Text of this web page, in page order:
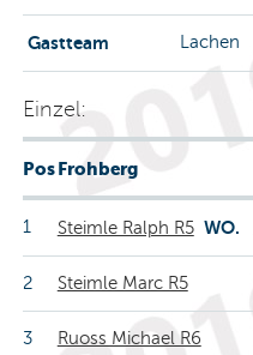
Gastteam Lachen
Einzel:
PosFrohberg
1 Steimle Ralph R5 WO.
2 Steimle Marc R5
3 Ruoss Michael R6